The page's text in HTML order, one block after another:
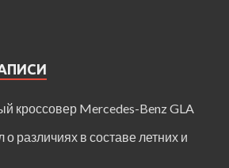
кроссовер Mercedes-Benz GLA
о различиях в составе летних и